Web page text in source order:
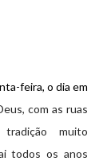
feira, o dia em
com as ruas
muito
todos os anos